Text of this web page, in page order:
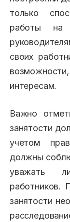
только
работы на
своих
интересам.
Важно
занятости
учетом
должны
уважать
работников.
занятости